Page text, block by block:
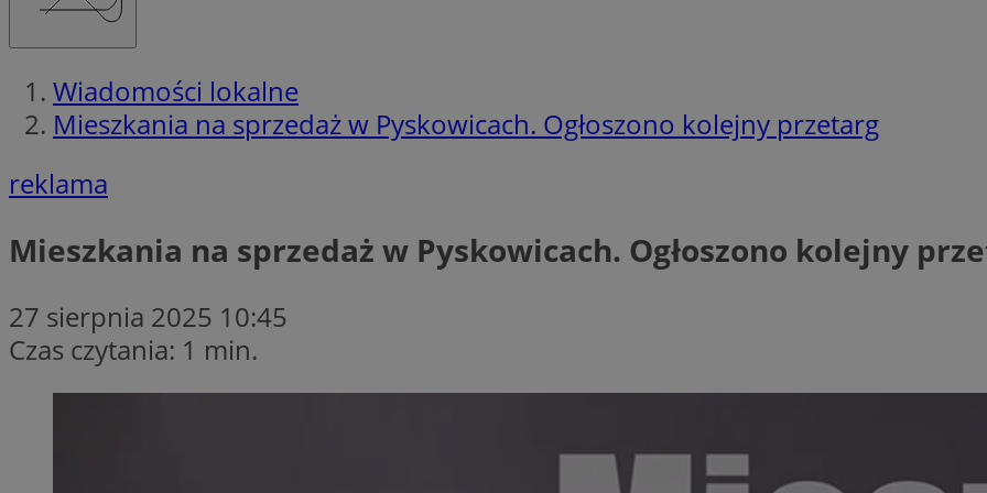
Wiadomości lokalne
Mieszkania na sprzedaż w Pyskowicach. Ogłoszono kolejny przetarg
reklama
Mieszkania na sprzedaż w Pyskowicach. Ogłoszono kolejny
27 sierpnia 2025 10:45
Czas czytania: 1 min.